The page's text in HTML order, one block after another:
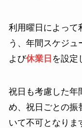
利用曜日によって
う、年間スケジュ
よび休業日 を設定
祝日も考慮した年
め、祝日ごとの振
いて不可となりま